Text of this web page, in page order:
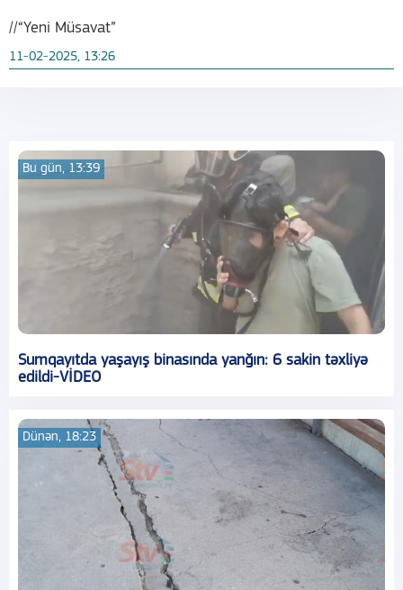
//“Yeni Müsavat”
11-02-2025, 13:26
Bu gün, 13:39
Sumqayıtda yaşayış binasında yanğın: 6 sakin təxliyə
edildi-VİDEO
Dünən, 18:23